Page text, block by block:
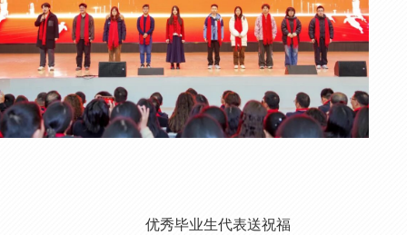
优秀毕业生代表送祝福